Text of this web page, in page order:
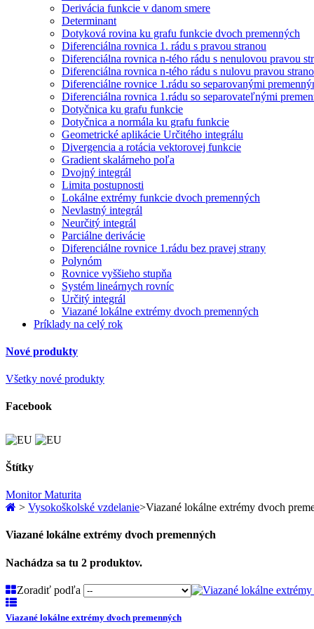
Derivácia funkcie v danom smere
Determinant
Dotyková rovina ku grafu funkcie dvoch premenných
Diferenciálna rovnica 1. rádu s pravou stranou
Diferenciálna rovnica n-tého rádu s nenulovou pravou
Diferenciálna rovnica n-tého rádu s nulovu pravou
Diferenciálne rovnice 1.rádu so separovanými
Diferenciálna rovnica 1.rádu so separovateľnými
Dotyčnica ku grafu funkcie
Dotyčnica a normála ku grafu funkcie
Geometrické aplikácie Určitého integrálu
Divergencia a rotácia vektorovej funkcie
Gradient skalárneho poľa
Dvojný integrál
Limita postupnosti
Lokálne extrémy funkcie dvoch premenných
Nevlastný integrál
Neurčitý integrál
Parciálne derivácie
Diferenciálne rovnice 1.rádu bez pravej strany
Polynóm
Rovnice vyššieho stupňa
Systém lineárnych rovníc
Určitý integrál
Viazané lokálne extrémy dvoch premenných
Príklady na celý rok
Nové produkty
Všetky nové produkty
Facebook
Štítky
MonitorMaturita
> Vysokoškolské vzdelanie>Viazané lokálne extrémy dvoch
Viazané lokálne extrémy dvoch premenných
Nachádza sa tu 2 produktov.
Zoradiť podľa
Viazané lokálne extrémy dvoch premenných